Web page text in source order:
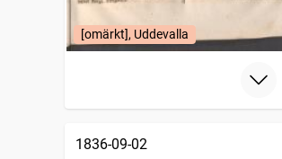
[omärkt], Uddevalla
1836-09-02